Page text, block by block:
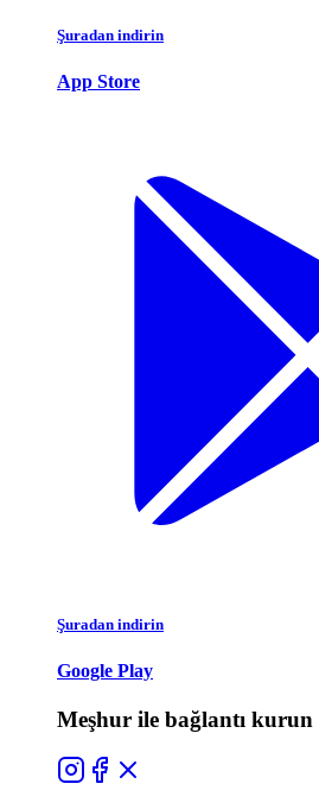
Şuradan indirin
App Store
Şuradan indirin
Google Play
Meşhur ile bağlantı kurun